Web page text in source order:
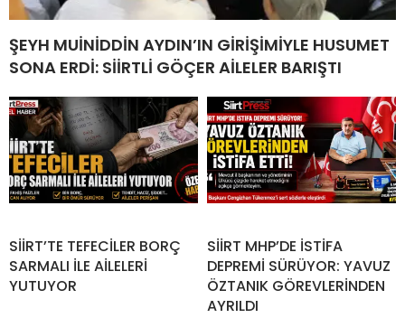
ŞEYH MUİNİDDİN AYDIN’IN GİRİŞİMİYLE HUSUMET
SONA ERDİ: SİİRTLİ GÖÇER AİLELER BARIŞTI
SİİRT’TE TEFECİLER BORÇ
SARMALI İLE AİLELERİ
YUTUYOR
SİİRT MHP’DE İSTİFA
DEPREMİ SÜRÜYOR: YAVUZ
ÖZTANIK GÖREVLERİNDEN
AYRILDI